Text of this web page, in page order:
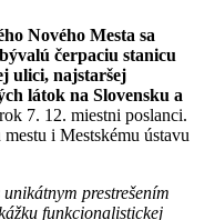
Nového Mesta sa
čerpaciu stanicu
ulici, najstaršej
látok na Slovensku a
7. 12. miestni poslanci.
i Mestskému ústavu
prestrešením
funkcionalistickej